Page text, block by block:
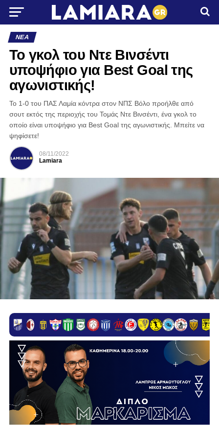
ΝΈΑ
Το γκολ του Ντε Βινσέντι
υποψήφιο για Best Goal της
αγωνιστικής!
Το 1-0 του ΠΑΣ Λαμία κόντρα στον ΝΠΣ Βόλο προήλθε από
σουτ εκτός της περιοχής του Τομάς Ντε Βινσέντι, ένα γκολ το
οποίο είναι υποψήφιο για Best Goal της αγωνιστικής. Μπείτε να
ψηφίσετε!
08/11/2022
Lamiara